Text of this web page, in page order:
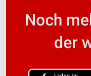
Noch
der